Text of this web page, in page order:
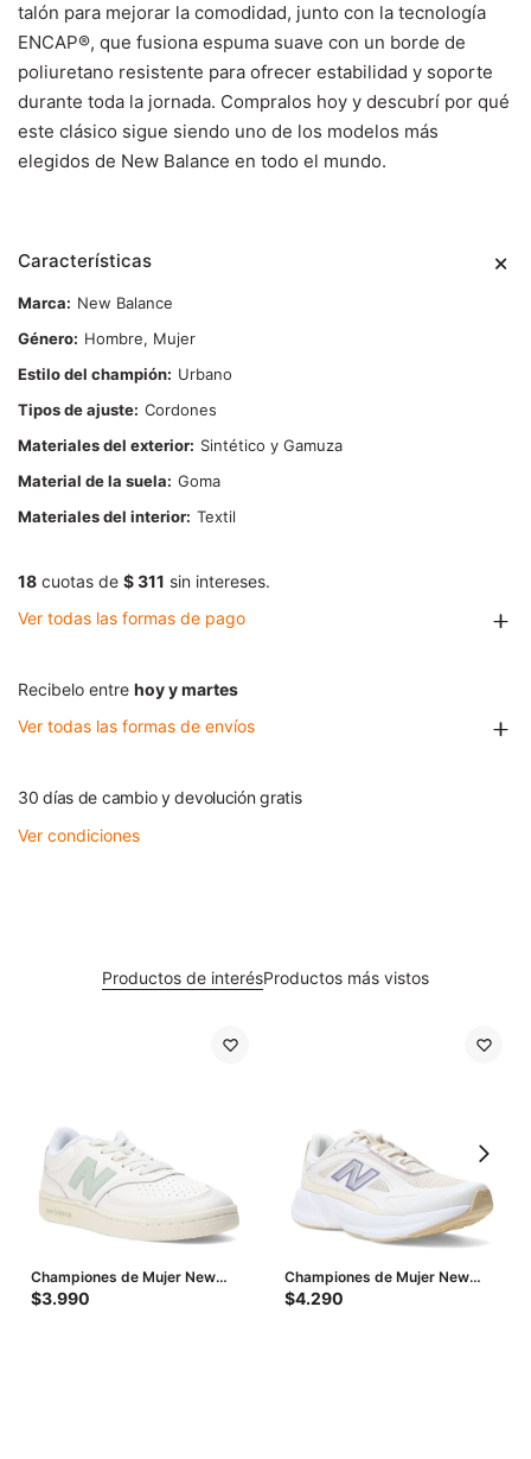
talón para mejorar la comodidad, junto con la tecnología
ENCAP®, que fusiona espuma suave con un borde de
poliuretano resistente para ofrecer estabilidad y soporte
durante toda la jornada. Compralos hoy y descubrí por qué
este clásico sigue siendo uno de los modelos más
elegidos de New Balance en todo el mundo.
Características
Marca
New Balance
Género
Hombre, Mujer
Estilo del champión
Urbano
Tipos de ajuste Cordones
Materiales del exterior
Sintético y Gamuza
Material de la suela
Goma
Materiales del interior Textil
18 cuotas de $ 311 sin intereses.
Ver todas las formas de pago
Recibelo entre hoy y martes
Ver todas las formas de envíos
30 días de cambio y devolución gratis
Ver condiciones
Productos de interésProductos más vistos
Championes de Mujer New
Balance Pop N Pack Leather -
$3.990
Championes de Mujer New
Balance Training Cat - Beige -
$4.290